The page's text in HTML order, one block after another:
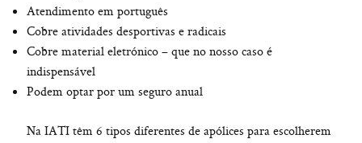
Atendimento em português
Cobre atividades desportivas e radicais
Cobre material eletrónico – que no nosso caso é
indispensável
Podem optar por um seguro anual
Na IATI têm 6 tipos diferentes de apólices para escolherem